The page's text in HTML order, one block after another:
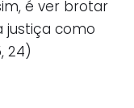
é ver brotar
justiça como
24)